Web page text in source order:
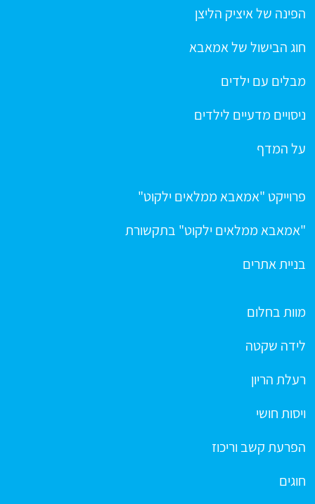
הפינה של איציק הליצן
חוג הבישול של אמאבא
מבלים עם ילדים
ניסויים מדעיים לילדים
על המדף
פרוייקט "אמאבא ממלאים ילקוט"
"אמאבא ממלאים ילקוט" בתקשורת
בניית אתרים
מוות בחלום
לידה שקטה
רעלת הריון
ויסות חושי
הפרעת קשב וריכוז
חוגים